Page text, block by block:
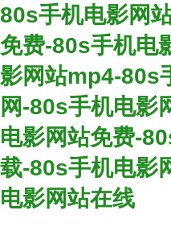
80s手机电影网
免费-80s手机电
影网站mp4-80s
网-80s手机电影
电影网站免费-
载-80s手机电影
电影网站在线